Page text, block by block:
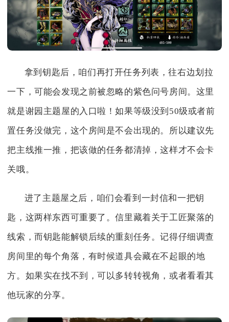
拿到钥匙后，咱们再打开任务列表，往右边划拉
一下，可能会发现之前被忽略的紫色问号房间。这里
就是谢园主题屋的入口啦！如果等级没到50级或者前
置任务没做完，这个房间是不会出现的。所以建议先
把主线推一推，把该做的任务都清掉，这样才不会卡
关哦。
进了主题屋之后，咱们会看到一封信和一把钥
匙，这两样东西可重要了。信里藏着关于工匠聚落的
线索，而钥匙能解锁后续的重刻任务。记得仔细调查
房间里的每个角落，有时候道具会藏在不起眼的地
方。如果实在找不到，可以多转转视角，或者看看其
他玩家的分享。